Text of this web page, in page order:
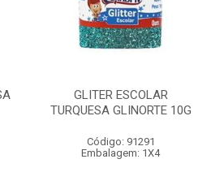
GLITER ESCOLAR
TURQUESA GLINORTE 10G
Código: 91291
Embalagem: 1X4